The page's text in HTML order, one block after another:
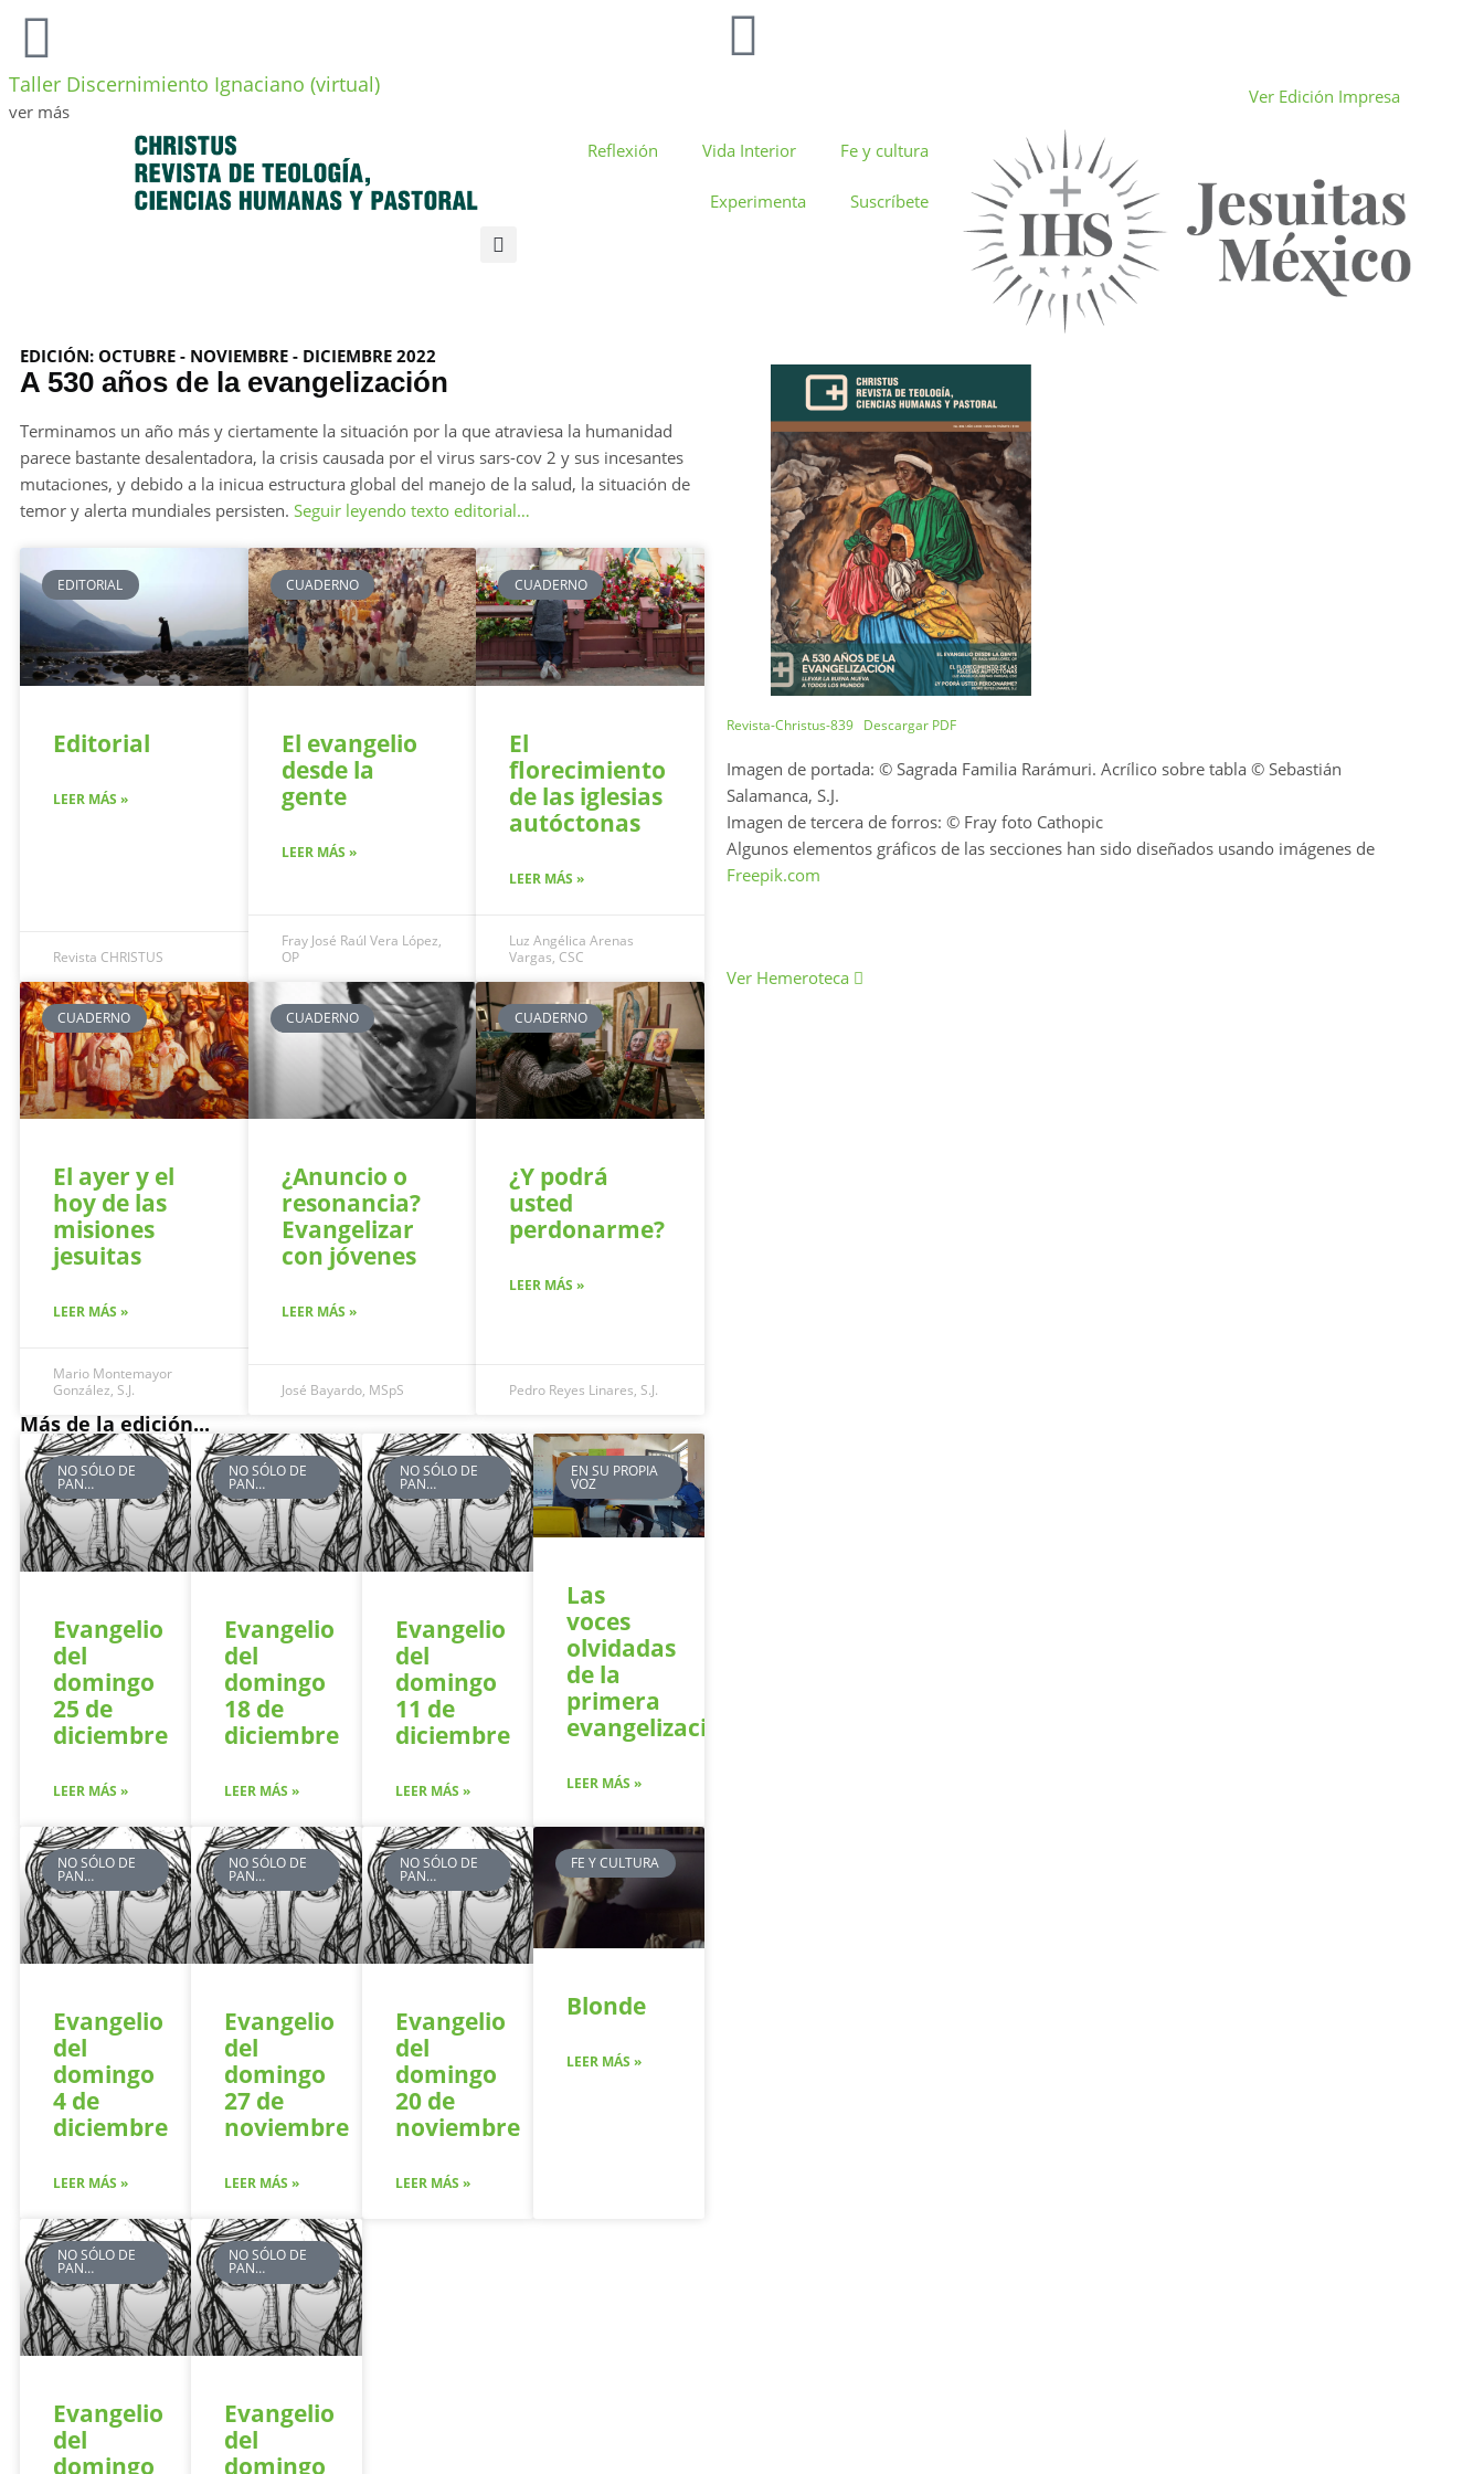
Taller Discernimiento Ignaciano (virtual)
ver más
Ver Edición Impresa
Reflexión Vida Interior Fe y cultura
Experimenta Suscríbete
EDICIÓN: OCTUBRE - NOVIEMBRE - DICIEMBRE 2022
A 530 años de la evangelización
Terminamos un año más y ciertamente la situación por la que atraviesa la humanidad
parece bastante desalentadora, la crisis causada por el virus sars-cov 2 y sus incesantes
mutaciones, y debido a la inicua estructura global del manejo de la salud, la situación de
temor y alerta mundiales persisten. Seguir leyendo texto editorial…
EDITORIAL
Editorial
LEER MÁS »
Revista CHRISTUS
CUADERNO
El evangelio
desde la
gente
LEER MÁS »
Fray José Raúl Vera López,
OP
CUADERNO
El
florecimiento
de las iglesias
autóctonas
LEER MÁS »
Luz Angélica Arenas
Vargas, CSC
CUADERNO
El ayer y el
hoy de las
misiones
jesuitas
LEER MÁS »
Mario Montemayor
González, S.J.
CUADERNO
¿Anuncio o
resonancia?
Evangelizar
con jóvenes
LEER MÁS »
José Bayardo, MSpS
CUADERNO
¿Y podrá
usted
perdonarme?
LEER MÁS »
Pedro Reyes Linares, S.J.
Más de la edición...
NO SÓLO DE
PAN…
Evangelio
del
domingo
25 de
diciembre
LEER MÁS »
NO SÓLO DE
PAN…
Evangelio
del
domingo
18 de
diciembre
LEER MÁS »
NO SÓLO DE
PAN…
Evangelio
del
domingo
11 de
diciembre
LEER MÁS »
EN SU PROPIA
VOZ
Las
voces
olvidadas
de la
primera
evangelización
LEER MÁS »
NO SÓLO DE
PAN…
Evangelio
del
domingo
4 de
diciembre
LEER MÁS »
NO SÓLO DE
PAN…
Evangelio
del
domingo
27 de
noviembre
LEER MÁS »
NO SÓLO DE
PAN…
Evangelio
del
domingo
20 de
noviembre
LEER MÁS »
FE Y CULTURA
Blonde
LEER MÁS »
NO SÓLO DE
PAN…
Evangelio
del
domingo
NO SÓLO DE
PAN…
Evangelio
del
domingo
Revista-Christus-839 Descargar PDF
Imagen de portada: © Sagrada Familia Rarámuri. Acrílico sobre tabla © Sebastián
Salamanca, S.J.
Imagen de tercera de forros: © Fray foto Cathopic
Algunos elementos gráficos de las secciones han sido diseñados usando imágenes de
Freepik.com
Ver Hemeroteca